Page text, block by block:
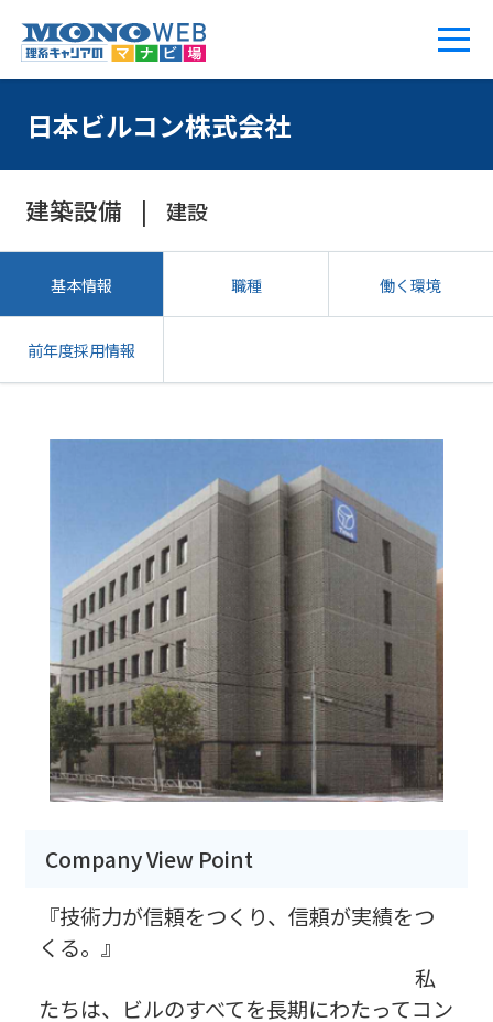
日本ビルコン株式会社
建築設備 建設
基本情報 職種 働く環境
前年度採用情報
Company View Point
『技術力が信頼をつくり、信頼が実績をつ
くる。』
私
たちは、ビルのすべてを長期にわたってコン